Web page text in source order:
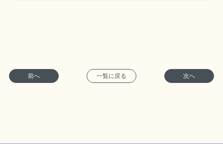
前へ 一覧に戻る 次へ